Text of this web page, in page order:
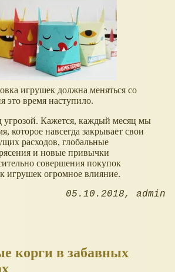
игрушек должна меняться со
это время наступило.
Кажется, каждый месяц мы
которое навсегда закрывает свои
расходов, глобальные
и новые привычки
совершения покупок
игрушек огромное влияние.
05.10.2018 admin
корги в забавных